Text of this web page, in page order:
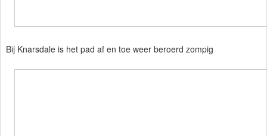
Bij Knarsdale is het pad af en toe weer beroerd zompig